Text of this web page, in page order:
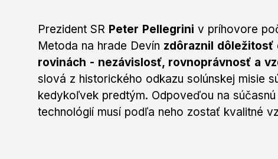
Prezident SR Peter Pellegrini v príhovore
Metoda na hrade Devín zdôraznil
rovinách - nezávislosť, rovnoprávnosť a
slová z historického odkazu solúnskej misie
kedykoľvek predtým. Odpoveďou na
technológií musí podľa neho zostať kvalitné